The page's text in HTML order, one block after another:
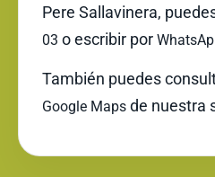
Pere Sallavinera,
03 o escribir por
También puedes
Google Maps de nuestra